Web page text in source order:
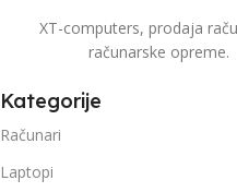
XT-computers, prodaja
računarske opreme.
Kategorije
Računari
Laptopi